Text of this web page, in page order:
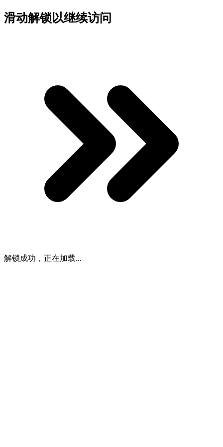
滑动解锁以继续访问
解锁成功，正在加载...